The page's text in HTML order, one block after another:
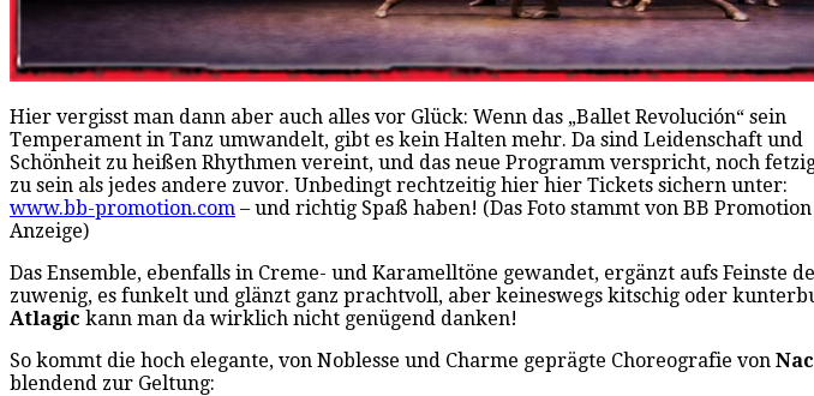
Hier vergisst man dann aber auch alles vor Glück: Wenn das „Ballet Revolución“ sein
Temperament in Tanz umwandelt, gibt es kein Halten mehr. Da sind Leidenschaft und
Schönheit zu heißen Rhythmen vereint, und das neue Programm verspricht, noch
zu sein als jedes andere zuvor. Unbedingt rechtzeitig hier hier Tickets sichern unter:
www.bb-promotion.com – und richtig Spaß haben! (Das Foto stammt von BB
Anzeige)
Das Ensemble, ebenfalls in Creme- und Karamelltöne gewandet, ergänzt aufs Feinste
zuwenig, es funkelt und glänzt ganz prachtvoll, aber keineswegs kitschig oder
Atlagic kann man da wirklich nicht genügend danken!
So kommt die hoch elegante, von Noblesse und Charme geprägte Choreografie von
blendend zur Geltung: